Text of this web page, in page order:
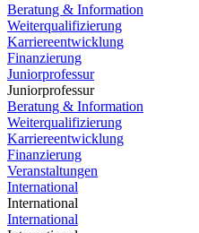
Beratung & Information
Weiterqualifizierung
Karriereentwicklung
Finanzierung
Juniorprofessur
Juniorprofessur
Beratung & Information
Weiterqualifizierung
Karriereentwicklung
Finanzierung
Veranstaltungen
International
International
International